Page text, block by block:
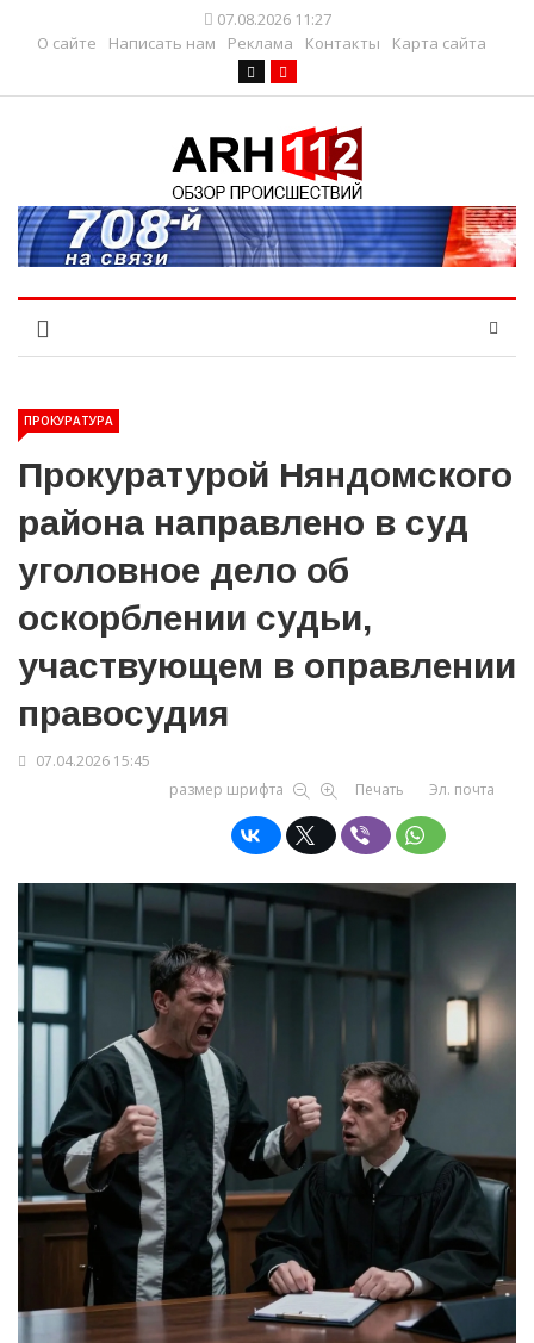
07.08.2026 11:27
О сайте
Написать нам Реклама Контакты Карта сайта
ПРОКУРАТУРА
Прокуратурой Няндомского
района направлено в суд
уголовное дело об
оскорблении судьи,
участвующем в оправлении
правосудия
07.04.2026 15:45
размер шрифта
Печать Эл. почта